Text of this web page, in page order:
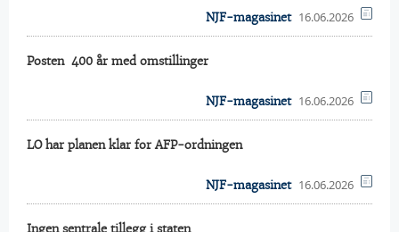
NJF-magasinet 16.06.2026
Posten  400 år med omstillinger
NJF-magasinet 16.06.2026
LO har planen klar for AFP-ordningen
NJF-magasinet 16.06.2026
Ingen sentrale tillegg i staten